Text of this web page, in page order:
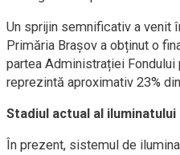
Un sprijin semnificativ a venit
Primăria Brașov a obținut o
partea Administrației
reprezintă aproximativ 23%
Stadiul actual al
În prezent, sistemul de